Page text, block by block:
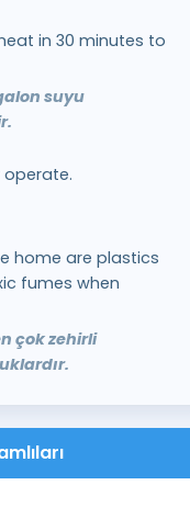
in 30 minutes to
suyu
home are plastics
fumes when
çok zehirli